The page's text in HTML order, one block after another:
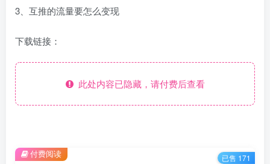
3、互推的流量要怎么变现
下载链接：
此处内容已隐藏，请付费后查看
付费阅读 已售 171